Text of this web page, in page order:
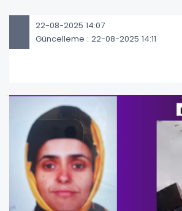
22-08-2025 14:07
Güncelleme : 22-08-2025 14:11